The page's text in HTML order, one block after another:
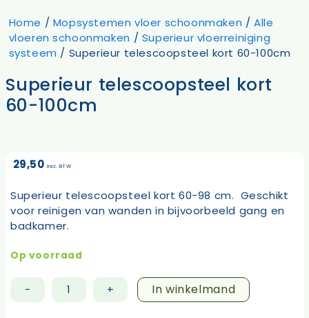
Home / Mopsystemen vloer schoonmaken / Alle
vloeren schoonmaken / Superieur vloerreiniging
systeem / Superieur telescoopsteel kort 60-100cm
Superieur telescoopsteel kort
60-100cm
29,50 incl. BTW
Superieur telescoopsteel kort 60-98 cm. Geschikt
voor reinigen van wanden in bijvoorbeeld gang en
badkamer.
Op voorraad
-
Superieur
+ In winkelmand